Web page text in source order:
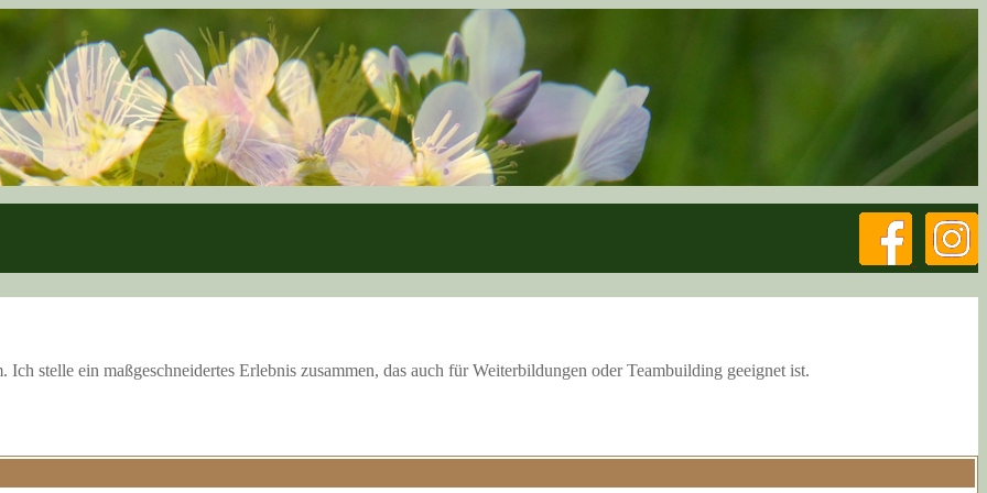
stelle ein maßgeschneidertes Erlebnis zusammen, das auch für Weiterbildungen oder Teambuilding geeignet ist.